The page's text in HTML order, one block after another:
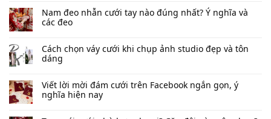
Nam đeo nhẫn cưới tay nào đúng nhất​? Ý nghĩa và
các đeo
Cách chọn váy cưới khi chụp ảnh studio đẹp và tôn
dáng
Viết lời mời đám cưới trên Facebook​ ngắn gọn, ý
nghĩa hiện nay